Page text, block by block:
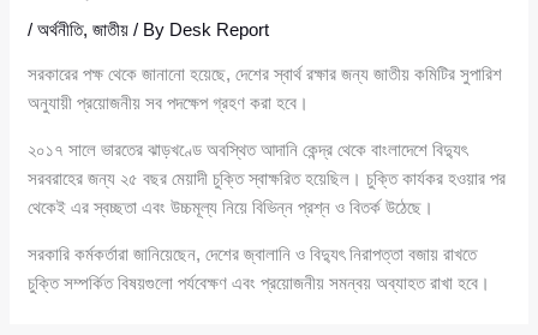
/অর্থনীতি,জাতীয় / By Desk Report
সরকারের পক্ষ থেকে জানানো হয়েছে, দেশের স্বার্থ রক্ষার জন্য জাতীয় কমিটির সুপারিশ
অনুযায়ী প্রয়োজনীয় সব পদক্ষেপ গ্রহণ করা হবে।
২০১৭ সালে ভারতের ঝাড়খণ্ডে অবস্থিত আদানি কেন্দ্র থেকে বাংলাদেশে বিদ্যুৎ
সরবরাহের জন্য ২৫ বছর মেয়াদী চুক্তি স্বাক্ষরিত হয়েছিল। চুক্তি কার্যকর হওয়ার পর
থেকেই এর স্বচ্ছতা এবং উচ্চমূল্য নিয়ে বিভিন্ন প্রশ্ন ও বিতর্ক উঠেছে।
সরকারি কর্মকর্তারা জানিয়েছেন, দেশের জ্বালানি ও বিদ্যুৎ নিরাপত্তা বজায় রাখতে
চুক্তি সম্পর্কিত বিষয়গুলো পর্যবেক্ষণ এবং প্রয়োজনীয় সমন্বয় অব্যাহত রাখা হবে।